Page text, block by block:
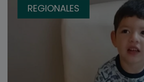
REGIONALES